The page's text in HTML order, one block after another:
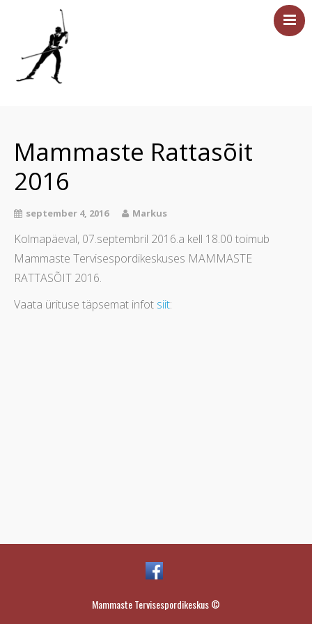
Majutus
Saun
Ettevõtetele
Üritused
Hinnakiri
Mammaste Rattasõit
2016
september 4, 2016 Markus
Kolmapäeval, 07.septembril 2016.a kell 18.00 toimub
Mammaste Tervisespordikeskuses MAMMASTE
RATTASÕIT 2016.
Vaata ürituse täpsemat infot siit:
Mammaste Tervisespordikeskus ©